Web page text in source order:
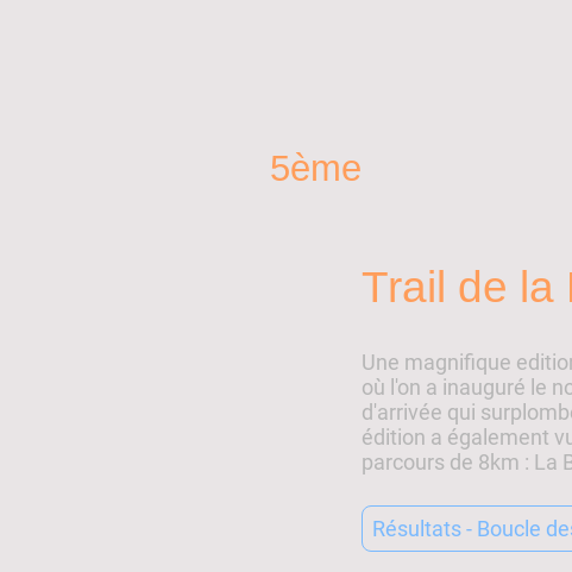
5ème
Trail de la
Une magnifique
où l'on a inauguré le
d'arrivée qui
édition a également
parcours de 8km : La
Résultats - Boucle